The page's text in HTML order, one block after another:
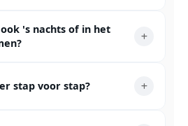
's nachts of in het
stap voor stap?